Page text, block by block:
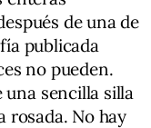
de una de
publicada
no pueden.
sencilla silla
rosada. No hay